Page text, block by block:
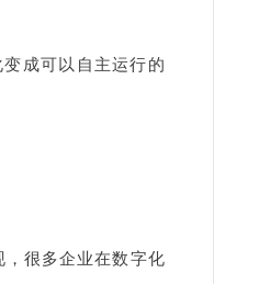
成可以自主运行的
，很多企业在数字化